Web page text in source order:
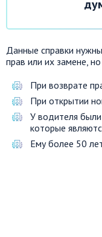
Данные справки
прав или их замене,
При возврате
При открытии
У водителя
которые
Ему более 50